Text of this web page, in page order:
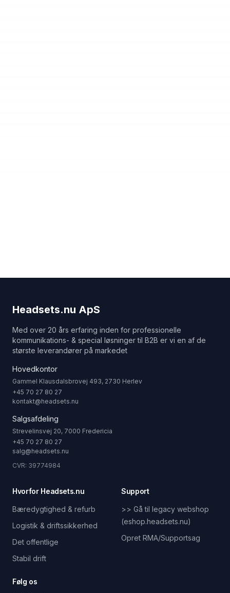
Headsets.nu ApS
Med over 20 års erfaring inden for professionelle
kommunikations- & special løsninger til B2B er vi en af de
største leverandører på markedet
Hovedkontor
Gammel Klausdalsbrovej 493, 2730 Herlev
+45 70 27 80 27
kontakt@headsets.nu
Salgsafdeling
Strevelinsvej 20, 7000 Fredericia
+45 70 27 80 27
salg@headsets.nu
CVR: 39774984
Hvorfor Headsets.nu
Bæredygtighed & refurb
Logistik & driftssikkerhed
Det offentlige
Stabil drift
Support
>> Gå til legacy webshop
(eshop.headsets.nu)
Opret RMA/Supportsag
Følg os